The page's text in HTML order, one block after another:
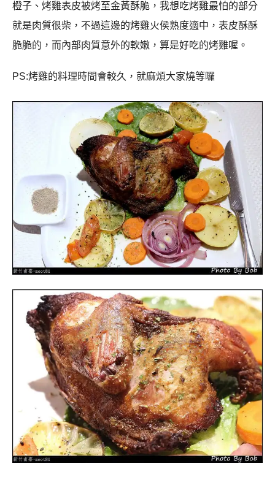
橙子、烤雞表皮被烤至金黃酥脆，我想吃烤雞最怕的部分
就是肉質很柴，不過這邊的烤雞火侯熟度適中，表皮酥酥
脆脆的，而內部肉質意外的軟嫩，算是好吃的烤雞喔。
PS:烤雞的料理時間會較久，就麻煩大家燒等囉